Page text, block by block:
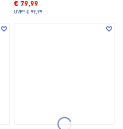
€ 79,99
UVP* € 99,99